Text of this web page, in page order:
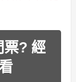
票? 經